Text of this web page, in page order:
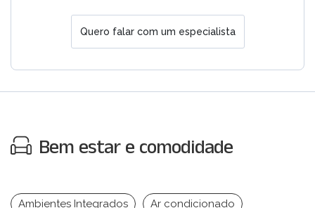
Quero falar com um especialista
Bem estar e comodidade
Ambientes Integrados Ar condicionado